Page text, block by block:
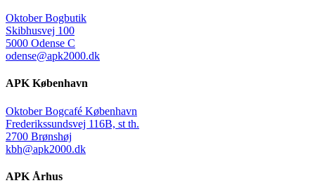
Oktober Bogbutik
Skibhusvej 100
5000 Odense C
odense@apk2000.dk
APK København
Oktober Bogcafé København
Frederikssundsvej 116B, st th.
2700 Brønshøj
kbh@apk2000.dk
APK Århus